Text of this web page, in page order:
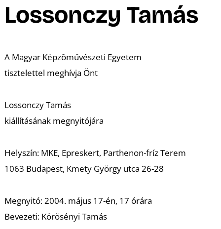
Lossonczy Tamás
A Magyar Képzõművészeti Egyetem
tisztelettel meghívja Önt
Lossonczy Tamás
kiállításának megnyitójára
Helyszín: MKE, Epreskert, Parthenon-fríz Terem
1063 Budapest, Kmety György utca 26-28
Megnyitó:2004. május 17-én, 17 órára
Bevezeti:Körösényi Tamás